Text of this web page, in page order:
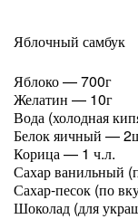
Яблочный самбук
Яблоко — 700г
Желатин — 10г
Вода (холодная
Белок яичный —
Корица — 1 ч.л.
Сахар ванильный
Сахар-песок (по
Шоколад (для